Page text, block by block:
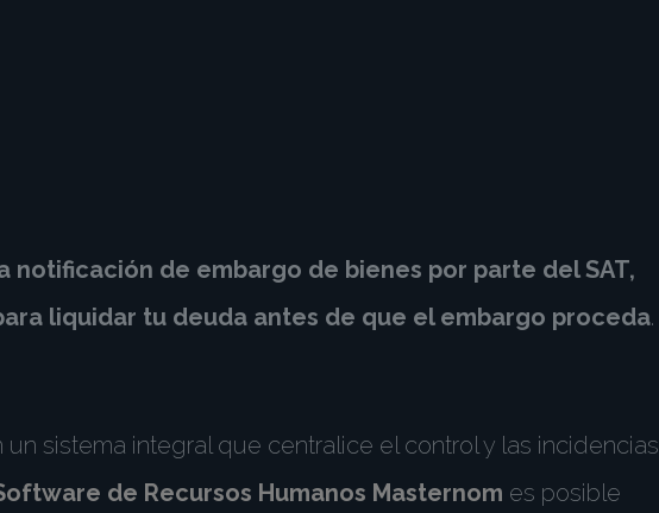
notificación de embargo de bienes por parte del SAT,
liquidar tu deuda antes de que el embargo proceda.
un sistema integral que centralice el control y las incidencias
de Recursos Humanos Masternom es posible